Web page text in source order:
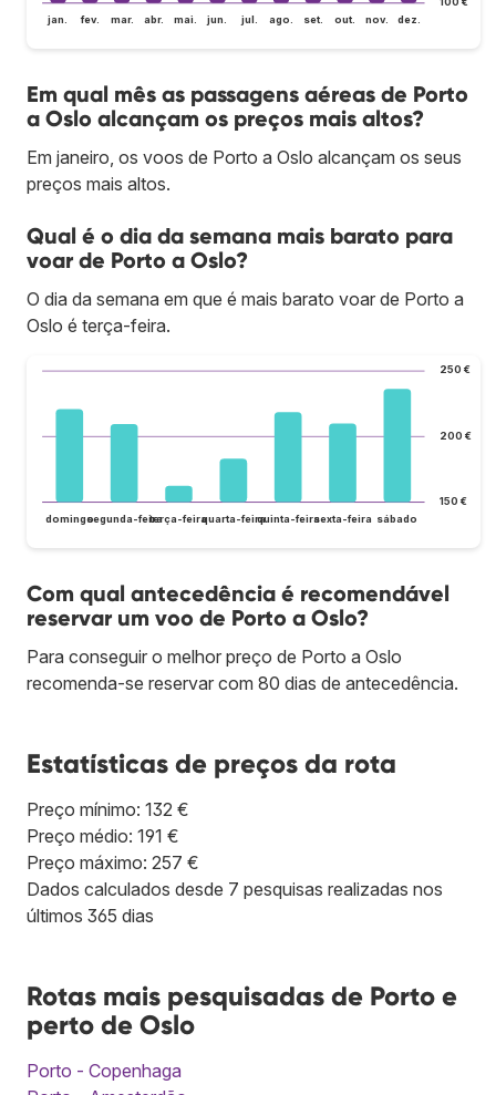
jan. fev. mar. abr. mai. jun. jul. ago. set. out. nov. dez.
Em qual mês as passagens aéreas de Porto
a Oslo alcançam os preços mais altos?
Em janeiro, os voos de Porto a Oslo alcançam os seus
preços mais altos.
Qual é o dia da semana mais barato para
voar de Porto a Oslo?
O dia da semana em que é mais barato voar de Porto a
Oslo é terça-feira.
150 €
200 €
250 €
domingosegunda-feiraterça-feiraquarta-feiraquinta-feirasexta-feira sábado
Com qual antecedência é recomendável
reservar um voo de Porto a Oslo?
Para conseguir o melhor preço de Porto a Oslo
recomenda-se reservar com 80 dias de antecedência.
Estatísticas de preços da rota
Preço mínimo: 132 €
Preço médio: 191 €
Preço máximo: 257 €
Dados calculados desde 7 pesquisas realizadas nos
últimos 365 dias
Rotas mais pesquisadas de Porto e
perto de Oslo
Porto - Copenhaga